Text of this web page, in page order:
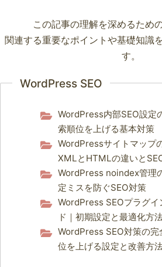
この記事の理解を深めるため
関連する重要なポイントや基礎知識
す。
WordPress SEO
WordPress内部SEO設定
索順位を上げる基本対策
WordPressサイトマップ
XMLとHTMLの違いと
WordPress noindex管理
定ミスを防ぐSEO対策
WordPress SEOプラグイ
ド｜初期設定と最適化方
WordPress SEO対策の完
位を上げる設定と改善方